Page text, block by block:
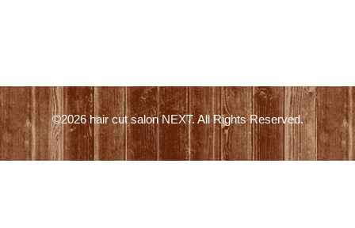
©2026hair cut salon NEXT. All Rights Reserved.